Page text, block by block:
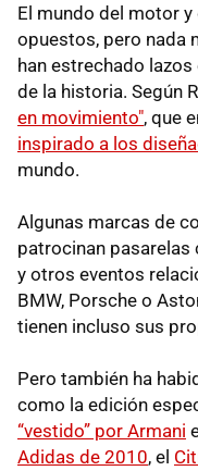
El mundo del motor
opuestos, pero nada
han estrechado
de la historia. Según
en movimiento", que
inspirado a los
mundo.
Algunas marcas de
patrocinan pasarelas
y otros eventos
BMW, Porsche o
tienen incluso sus
Pero también ha
como la edición
“vestido” por Armani
Adidas de 2010, el